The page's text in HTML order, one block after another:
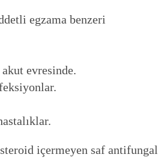
egzama benzeri
evresinde.
içermeyen saf antifungal